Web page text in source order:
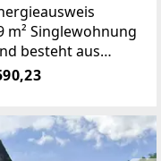
m² Singlewohnung
besteht aus
Küche,